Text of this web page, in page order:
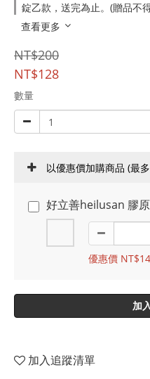
錠乙款，送完為止。(贈品不
查看更多
NT$200
NT$128
數量
以優惠價加購商品 (最
好立善heilusan 膠
優惠價
加
加入追蹤清單